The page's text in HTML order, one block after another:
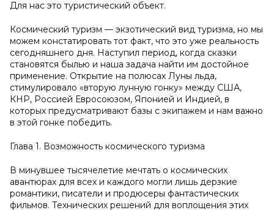
Для нас это туристический объект.
Космический туризм — экзотический вид туризма, но мы
можем констатировать тот факт, что это уже реальность
сегодняшнего дня. Наступил период, когда сказки
становятся былью и наша задача найти им достойное
применение. Открытие на полюсах Луны льда,
стимулировало «вторую лунную гонку» между США,
КНР, Россией Евросоюзом, Японией и Индией, в
которых предусматривают базы с экипажем и нам важно
в этой гонке победить.
Глава 1. Возможность космического туризма
В минувшее тысячелетие мечтать о космических
авантюрах для всех и каждого могли лишь дерзкие
романтики, писатели и продюсеры фантастических
фильмов. Технических решений для воплощения этих